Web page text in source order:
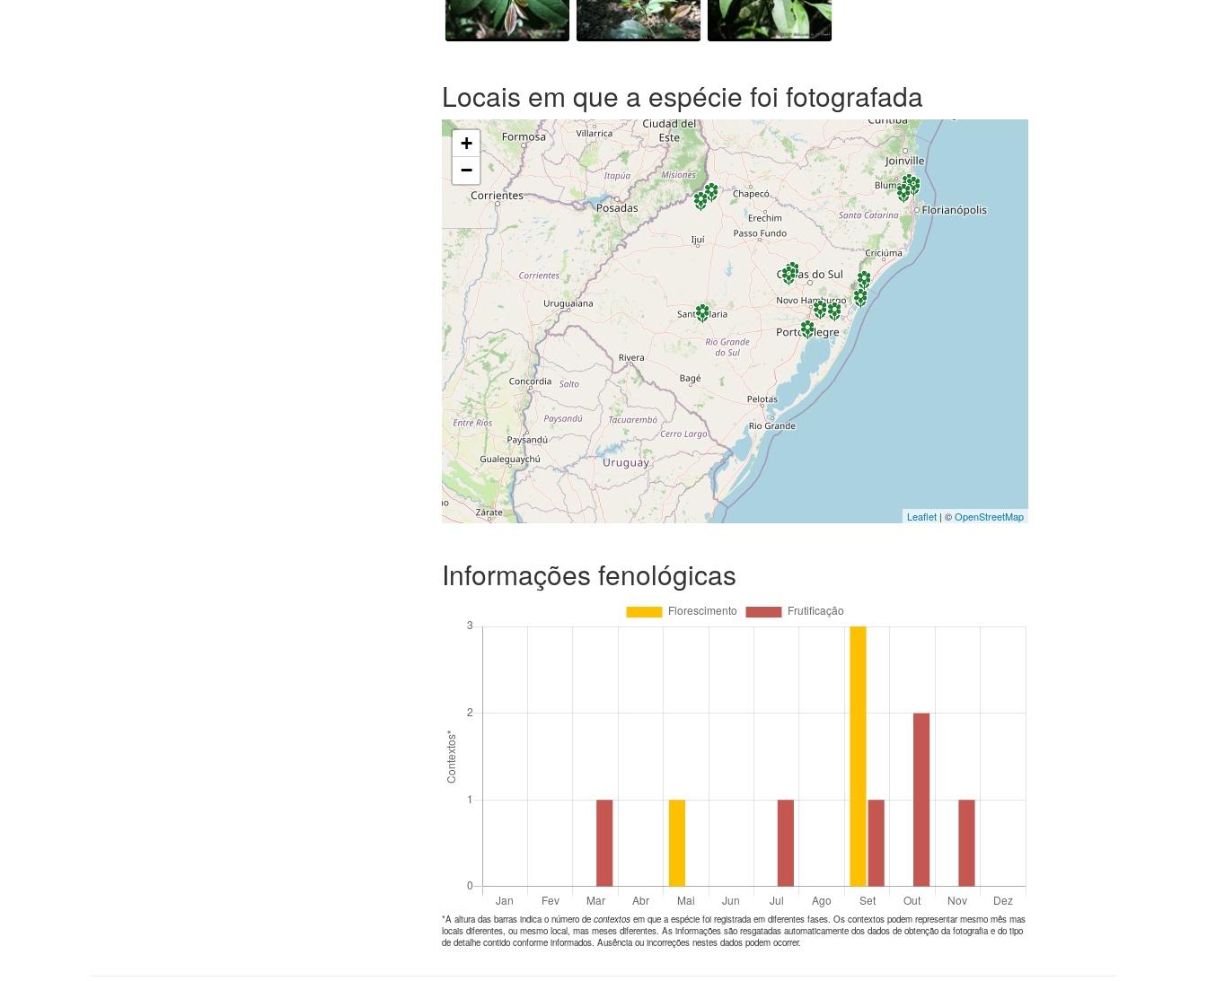
Locais em que a espécie foi fotografada
+
−
Leaflet| ©OpenStreetMap
Informações fenológicas
*A altura das barras indica o número de contextos em que a espécie foi registrada em diferentes fases. Os contextos podem representar mesmo mês mas
locais diferentes, ou mesmo local, mas meses diferentes. As informações são resgatadas automaticamente dos dados de obtenção da fotografia e do tipo
de detalhe contido conforme informados. Ausência ou incorreções nestes dados podem ocorrer.